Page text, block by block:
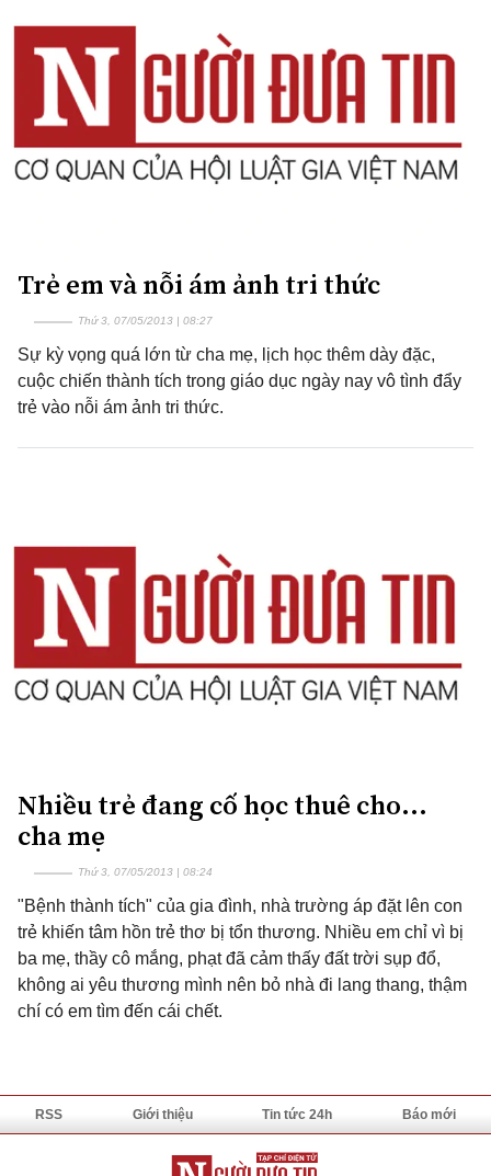
Trẻ em và nỗi ám ảnh tri thức
Thứ 3, 07/05/2013 | 08:27
Sự kỳ vọng quá lớn từ cha mẹ, lịch học thêm dày đặc,
cuộc chiến thành tích trong giáo dục ngày nay vô tình đẩy
trẻ vào nỗi ám ảnh tri thức.
Nhiều trẻ đang cố học thuê cho...
cha mẹ
Thứ 3, 07/05/2013 | 08:24
"Bệnh thành tích" của gia đình, nhà trường áp đặt lên con
trẻ khiến tâm hồn trẻ thơ bị tổn thương. Nhiều em chỉ vì bị
ba mẹ, thầy cô mắng, phạt đã cảm thấy đất trời sụp đổ,
không ai yêu thương mình nên bỏ nhà đi lang thang, thậm
chí có em tìm đến cái chết.
RSS Giới thiệu Tin tức 24h Báo mới